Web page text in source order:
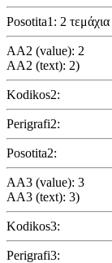
Posotita1: 2 τεμάχια
AA2 (value): 2
AA2 (text): 2)
Kodikos2:
Perigrafi2:
Posotita2:
AA3 (value): 3
AA3 (text): 3)
Kodikos3:
Perigrafi3: